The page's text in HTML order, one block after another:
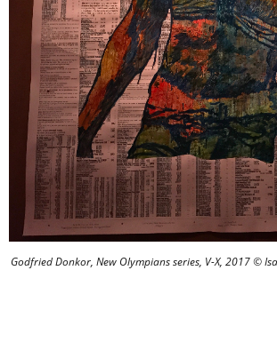
Godfried Donkor, New Olympians series, V-X, 2017 ©